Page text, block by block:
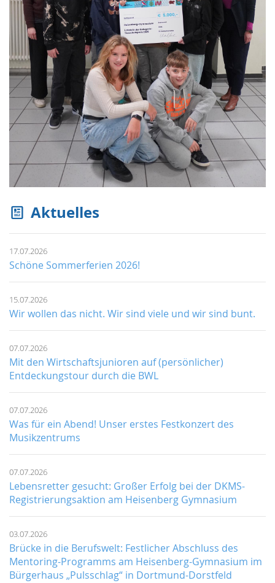
Aktuelles
17.07.2026
Schöne Sommerferien 2026!
15.07.2026
Wir wollen das nicht. Wir sind viele und wir sind bunt.
07.07.2026
Mit den Wirtschaftsjunioren auf (persönlicher)
Entdeckungstour durch die BWL
07.07.2026
Was für ein Abend! Unser erstes Festkonzert des
Musikzentrums
07.07.2026
Lebensretter gesucht: Großer Erfolg bei der DKMS-
Registrierungsaktion am Heisenberg Gymnasium
03.07.2026
Brücke in die Berufswelt: Festlicher Abschluss des
Mentoring-Programms am Heisenberg-Gymnasium im
Bürgerhaus „Pulsschlag“ in Dortmund-Dorstfeld